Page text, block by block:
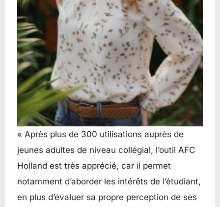
« Après plus de 300 utilisations auprès de
jeunes adultes de niveau collégial, l’outil AFC
Holland est très apprécié, car il permet
notamment d’aborder les intérêts de l’étudiant,
en plus d’évaluer sa propre perception de ses